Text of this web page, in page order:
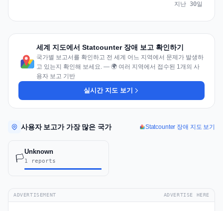
지난 30일
세계 지도에서 Statcounter 장애 보고 확인하기
국가별 보고서를 확인하고 전 세계 어느 지역에서 문제가 발생하
고 있는지 확인해 보세요. — 🌍 여러 지역에서 접수된 1개의 사
용자 보고 기반
실시간 지도 보기
사용자 보고가 가장 많은 국가 Statcounter 장애 지도 보기
🏳️
Unknown
1 reports
ADVERTISEMENT ADVERTISE HERE